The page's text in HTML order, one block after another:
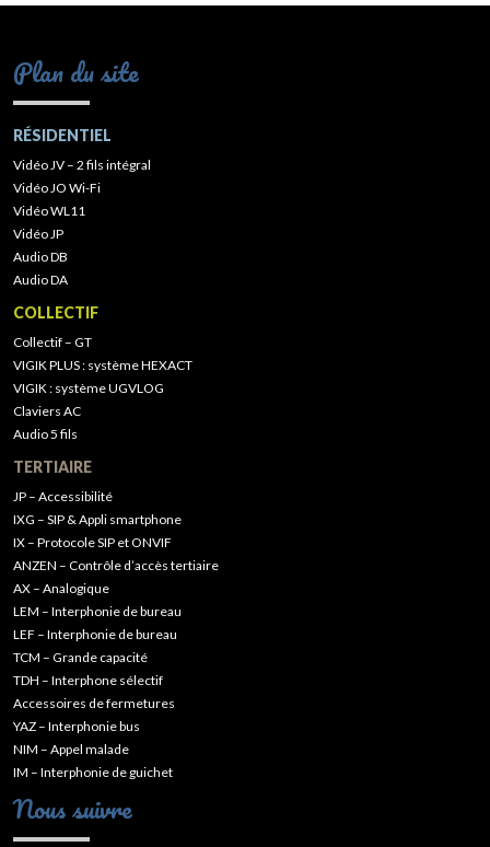
Plan du site
RÉSIDENTIEL
Vidéo JV – 2 fils intégral
Vidéo JO Wi-Fi
Vidéo WL11
Vidéo JP
Audio DB
Audio DA
COLLECTIF
Collectif – GT
VIGIK PLUS : système HEXACT
VIGIK : système UGVLOG
Claviers AC
Audio 5 fils
TERTIAIRE
JP – Accessibilité
IXG – SIP & Appli smartphone
IX – Protocole SIP et ONVIF
ANZEN – Contrôle d’accès tertiaire
AX – Analogique
LEM – Interphonie de bureau
LEF – Interphonie de bureau
TCM – Grande capacité
TDH – Interphone sélectif
Accessoires de fermetures
YAZ – Interphonie bus
NIM – Appel malade
IM – Interphonie de guichet
Nous suivre